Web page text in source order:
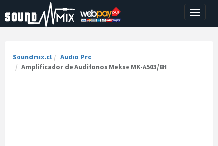
Toggle
Soundmix.cl
Audio Pro
Amplificador de Audifonos Mekse MK-A503/8H